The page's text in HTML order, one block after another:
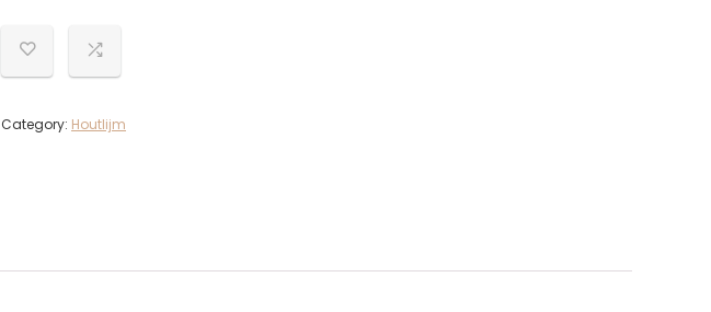
Category: Houtlijm